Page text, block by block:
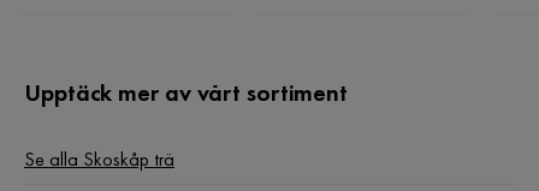
Upptäck mer av vårt sortiment
Se alla Skoskåp trä